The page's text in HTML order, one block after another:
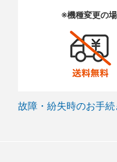
※機種変更の
故障・紛失時のお手